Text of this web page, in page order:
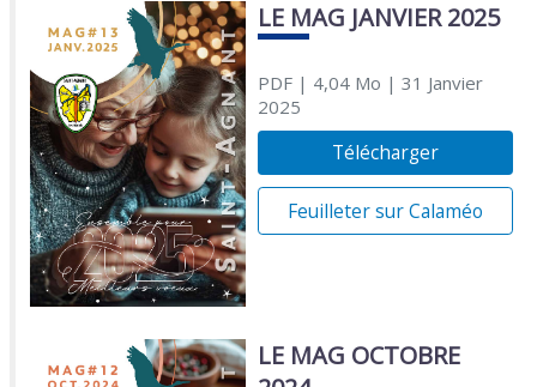
LE MAG JANVIER 2025
PDF| 4,04 Mo | 31 Janvier
2025
Télécharger
Feuilleter sur Calaméo
LE MAG OCTOBRE